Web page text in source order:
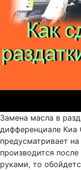
Замена масла в
дифференциале Киа
предусматривает
производится
руками, то